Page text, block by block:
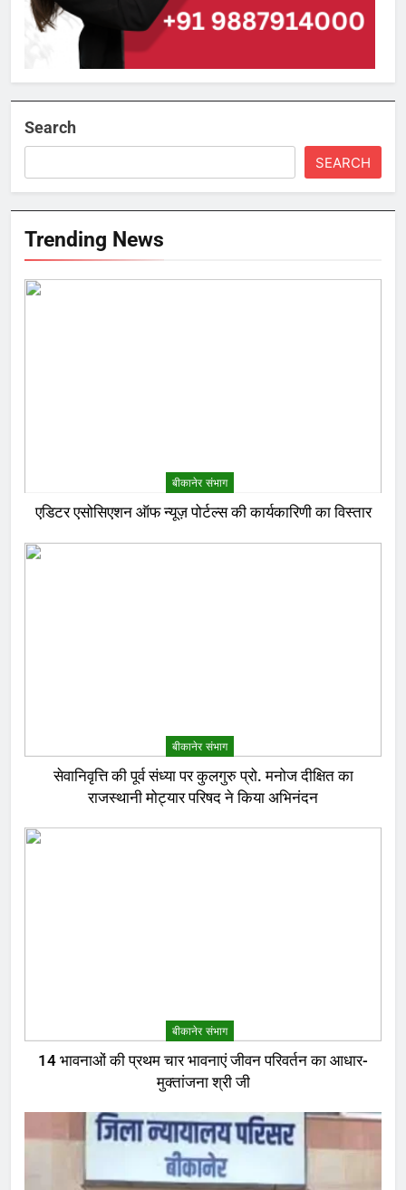
Search
SEARCH
Trending News
बीकानेर संभाग
एडिटर एसोसिएशन ऑफ न्यूज़ पोर्टल्स की कार्यकारिणी का विस्तार
बीकानेर संभाग
सेवानिवृत्ति की पूर्व संध्या पर कुलगुरु प्रो. मनोज दीक्षित का
राजस्थानी मोट्यार परिषद ने किया अभिनंदन
बीकानेर संभाग
14 भावनाओं की प्रथम चार भावनाएं जीवन परिवर्तन का आधार-
मुक्तांजना श्री जी